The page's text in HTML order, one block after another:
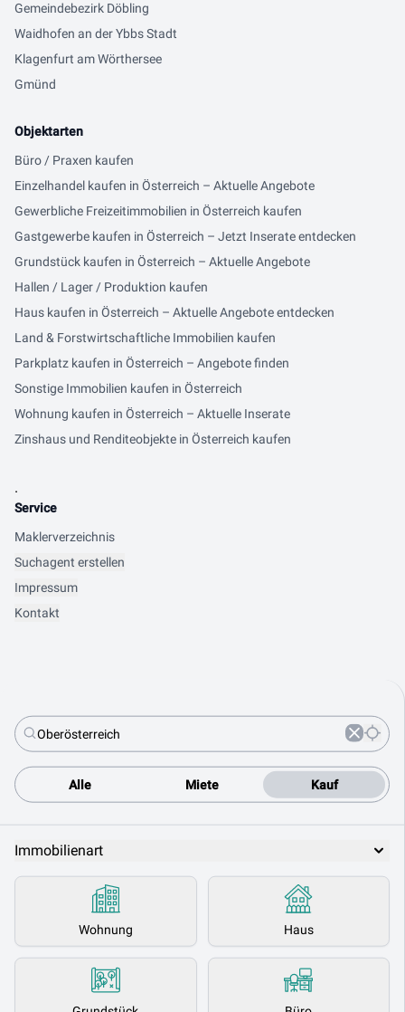
Alle Miete Kauf
Immobilienart
Wohnung Haus
Gemeindebezirk Döbling
Waidhofen an der Ybbs Stadt
Klagenfurt am Wörthersee
Gmünd
Objektarten
Büro / Praxen kaufen
Einzelhandel kaufen in Österreich – Aktuelle Angebote
Gewerbliche Freizeitimmobilien in Österreich kaufen
Gastgewerbe kaufen in Österreich – Jetzt Inserate entdecken
Grundstück kaufen in Österreich – Aktuelle Angebote
Hallen / Lager / Produktion kaufen
Haus kaufen in Österreich – Aktuelle Angebote entdecken
Land & Forstwirtschaftliche Immobilien kaufen
Parkplatz kaufen in Österreich – Angebote finden
Sonstige Immobilien kaufen in Österreich
Wohnung kaufen in Österreich – Aktuelle Inserate
Zinshaus und Renditeobjekte in Österreich kaufen
.
Service
Maklerverzeichnis
Suchagent erstellen
Impressum
Kontakt